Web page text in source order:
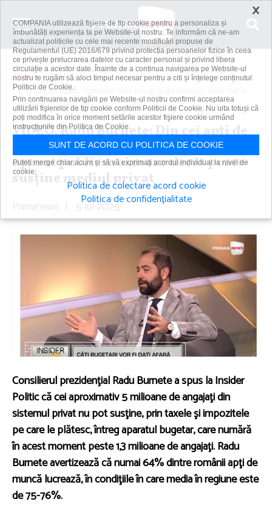
Acasă
Știri
VIDEO. Radu Burnete: Din cei apţi de muncă, doar 64%
lucrează. Avem un...
VIDEO. Radu Burnete: Din cei apţi de
muncă, doar 64% lucrează. Avem un
aparat public mai mare decât poate
susţine mediul privat
Primanews | 5 iul 2025
Consilierul prezidenţial Radu Burnete a spus la Insider
Politic că cei aproximativ 5 milioane de angajaţi din
sistemul privat nu pot susţine, prin taxele şi impozitele
pe care le plătesc, întreg aparatul bugetar, care numără
în acest moment peste 1,3 milioane de angajaţi. Radu
Burnete avertizează că numai 64% dintre românii apţi de
muncă lucrează, în condiţiile în care media în regiune este
de 75-76%.
×
COMPANIA utilizează fişiere de tip cookie pentru a personaliza și
îmbunătăți experiența ta pe Website-ul nostru. Te informăm că ne-am
actualizat politicile cu cele mai recente modificări propuse de
Regulamentul (UE) 2016/679 privind protecția persoanelor fizice în ceea
ce privește prelucrarea datelor cu caracter personal și privind libera
circulație a acestor date. Înainte de a continua navigarea pe Website-ul
nostru te rugăm să aloci timpul necesar pentru a citi și înțelege conținutul
Politicii de Cookie.
Prin continuarea navigării pe Website-ul nostru confirmi acceptarea
utilizării fişierelor de tip cookie conform Politicii de Cookie. Nu uita totuși că
poți modifica în orice moment setările acestor fişiere cookie urmând
instrucțiunile din Politica de Cookie.
SUNT DE ACORD CU POLITICA DE COOKIE
Puteți merge chiar acum și să vă exprimați acordul individual la nivel de
cookie:
Politica de colectare acord cookie
Politica de confidențialitate